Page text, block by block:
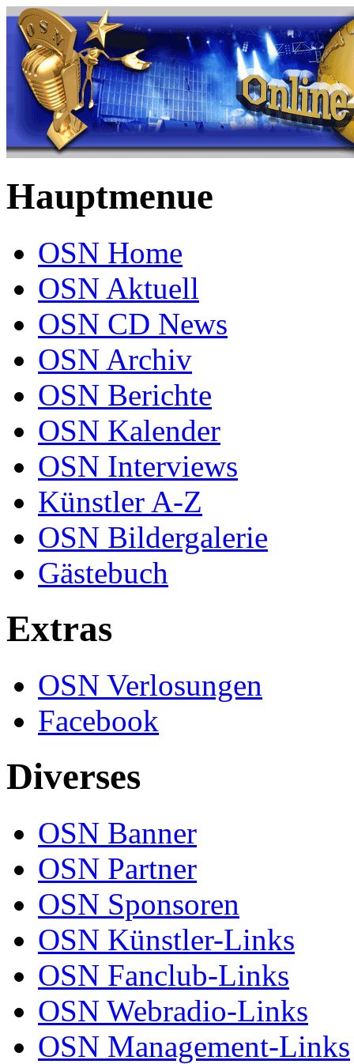
Hauptmenue
OSN Home
OSN Aktuell
OSN CD News
OSN Archiv
OSN Berichte
OSN Kalender
OSN Interviews
Künstler A-Z
OSN Bildergalerie
Gästebuch
Extras
OSN Verlosungen
Facebook
Diverses
OSN Banner
OSN Partner
OSN Sponsoren
OSN Künstler-Links
OSN Fanclub-Links
OSN Webradio-Links
OSN Management-Links